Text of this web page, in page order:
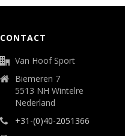
CONTACT
Van Hoof Sport
Biemeren 7
5513 NH Wintelre
Nederland
+31-(0)40-2051366